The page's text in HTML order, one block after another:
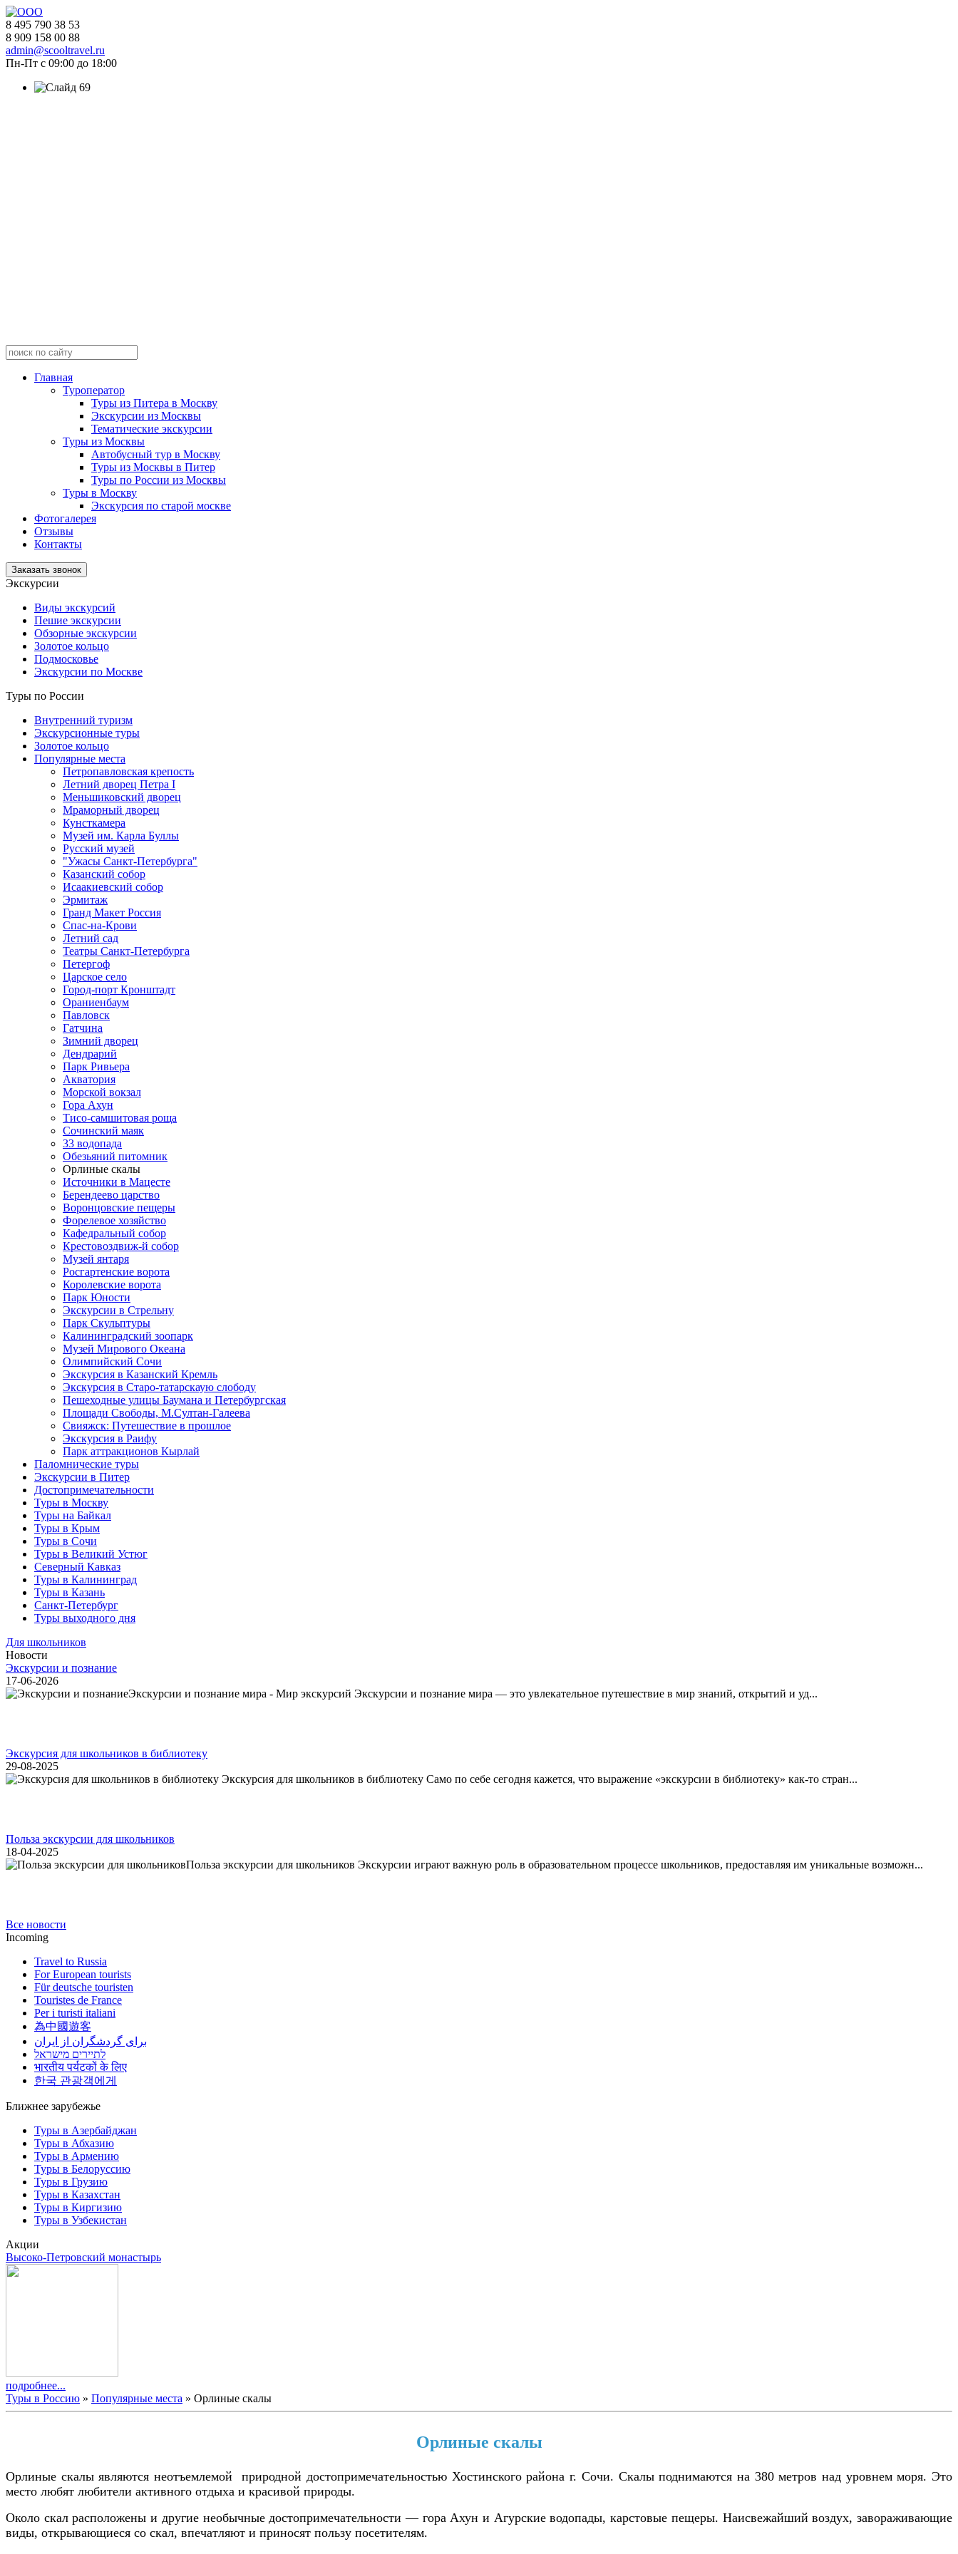
8 495 790 38 53
8 909 158 00 88
admin@scooltravel.ru
Пн-Пт с 09:00 до 18:00
Главная
Туроператор
Туры из Питера в Москву
Экскурсии из Москвы
Тематические экскурсии
Туры из Москвы
Автобусный тур в Москву
Туры из Москвы в Питер
Туры по России из Москвы
Туры в Москву
Экскурсия по старой москве
Фотогалерея
Отзывы
Контакты
Заказать звонок
Экскурсии
Виды экскурсий
Пешие экскурсии
Обзорные экскурсии
Золотое кольцо
Подмосковье
Экскурсии по Москве
Туры по России
Внутренний туризм
Экскурсионные туры
Золотое кольцо
Популярные места
Петропавловская крепость
Летний дворец Петра I
Меньшиковский дворец
Мраморный дворец
Кунсткамера
Музей им. Карла Буллы
Русский музей
"Ужасы Санкт-Петербурга"
Казанский собор
Исаакиевский собор
Эрмитаж
Гранд Макет Россия
Спас-на-Крови
Летний сад
Театры Санкт-Петербурга
Петергоф
Царское село
Город-порт Кронштадт
Ораниенбаум
Павловск
Гатчина
Зимний дворец
Дендрарий
Парк Ривьера
Акватория
Морской вокзал
Гора Ахун
Тисо-самшитовая роща
Сочинский маяк
33 водопада
Обезьяний питомник
Орлиные скалы
Источники в Мацесте
Берендеево царство
Воронцовские пещеры
Форелевое хозяйство
Кафедральный собор
Крестовоздвиж-й собор
Музей янтаря
Росгартенские ворота
Королевские ворота
Парк Юности
Экскурсии в Стрельну
Парк Скульптуры
Калининградский зоопарк
Музей Мирового Океана
Олимпийский Сочи
Экскурсия в Казанский Кремль
Экскурсия в Старо-татарскаую слободу
Пешеходные улицы Баумана и Петербургская
Площади Свободы, М.Султан-Галеева
Свияжск: Путешествие в прошлое
Экскурсия в Раифу
Парк аттракционов Кырлай
Паломнические туры
Экскурсии в Питер
Достопримечательности
Туры в Москву
Туры на Байкал
Туры в Крым
Туры в Сочи
Туры в Великий Устюг
Северный Кавказ
Туры в Калининград
Туры в Казань
Санкт-Петербург
Туры выходного дня
Для школьников
Новости
Экскурсии и познание
17-06-2026
Экскурсии и познание мира - Мир экскурсий Экскурсии и познание мира — это увлекательное путешествие в мир знаний, открытий и уд...
Экскурсия для школьников в библиотеку
29-08-2025
Экскурсия для школьников в библиотеку Само по себе сегодня кажется, что выражение «экскурсии в библиотеку» как-то стран...
Польза экскурсии для школьников
18-04-2025
Польза экскурсии для школьников Экскурсии играют важную роль в образовательном процессе школьников, предоставляя им уникальные возможн...
Все новости
Incoming
Travel to Russia
For European tourists
Für deutsche touristen
Touristes de France
Per i turisti italiani
為中國遊客
برای گردشگران از ایران
לתיירים מישראל
भारतीय पर्यटकों के लिए
한국 관광객에게
Ближнее зарубежье
Туры в Азербайджан
Туры в Абхазию
Туры в Армению
Туры в Белоруссию
Туры в Грузию
Туры в Казахстан
Туры в Киргизию
Туры в Узбекистан
Акции
Высоко-Петровский монастырь
подробнее...
Туры в Россию » Популярные места » Орлиные скалы
Орлиные скалы
Орлиные скалы являются неотъемлемой природной достопримечательностью Хостинского района г. Сочи. Скалы поднимаются на 380 метров над уровнем моря. Это
место любят любители активного отдыха и красивой природы.
Около скал расположены и другие необычные достопримечательности — гора Ахун и Агурские водопады, карстовые пещеры. Наисвежайший воздух, завораживающие
виды, открывающиеся со скал, впечатляют и приносят пользу посетителям.